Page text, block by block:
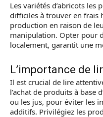
Les variétés d’abricots les
difficiles à trouver en frais
production en raison de
manipulation. Opter pour
localement, garantit une
L’importance de
Il est crucial de lire
l’achat de produits à base
ou les jus, pour éviter les
additifs. Privilégiez les